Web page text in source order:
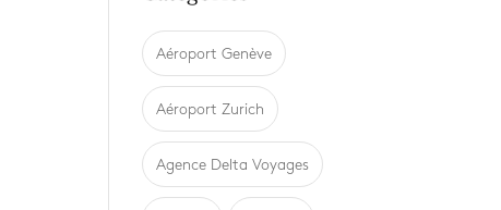
Aéroport Genève
Aéroport Zurich
Agence Delta Voyages